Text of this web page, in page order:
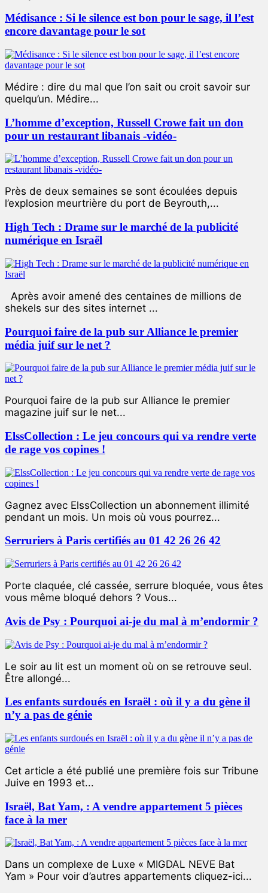
Médisance : Si le silence est bon pour le sage, il l’est
encore davantage pour le sot
Médire : dire du mal que l’on sait ou croit savoir sur
quelqu’un. Médire...
L’homme d’exception, Russell Crowe fait un don
pour un restaurant libanais -vidéo-
Près de deux semaines se sont écoulées depuis
l’explosion meurtrière du port de Beyrouth,...
High Tech : Drame sur le marché de la publicité
numérique en Israël
Après avoir amené des centaines de millions de
shekels sur des sites internet ...
Pourquoi faire de la pub sur Alliance le premier
média juif sur le net ?
Pourquoi faire de la pub sur Alliance le premier
magazine juif sur le net...
ElssCollection : Le jeu concours qui va rendre verte
de rage vos copines !
Gagnez avec ElssCollection un abonnement illimité
pendant un mois. Un mois où vous pourrez...
Serruriers à Paris certifiés au 01 42 26 26 42
Porte claquée, clé cassée, serrure bloquée, vous êtes
vous même bloqué dehors ? Vous...
Avis de Psy : Pourquoi ai-je du mal à m’endormir ?
Le soir au lit est un moment où on se retrouve seul.
Être allongé...
Les enfants surdoués en Israël : où il y a du gène il
n’y a pas de génie
Cet article a été publié une première fois sur Tribune
Juive en 1993 et...
Israël, Bat Yam, : A vendre appartement 5 pièces
face à la mer
Dans un complexe de Luxe « MIGDAL NEVE Bat
Yam » Pour voir d’autres appartements cliquez-ici...